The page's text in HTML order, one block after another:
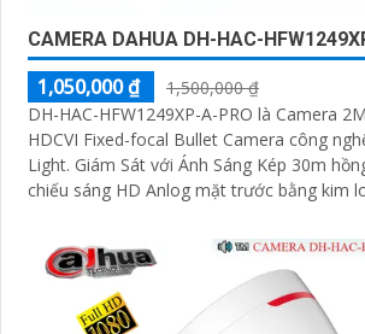
CAMERA DAHUA DH-HAC-
1,050,000 ₫
1,500,000 ₫
DH-HAC-HFW1249XP-A-PRO là Camera
HDCVI Fixed-focal Bullet Camera công
Light. Giám Sát với Ánh Sáng Kép 30m
chiếu sáng HD Anlog mặt trước bằng kim